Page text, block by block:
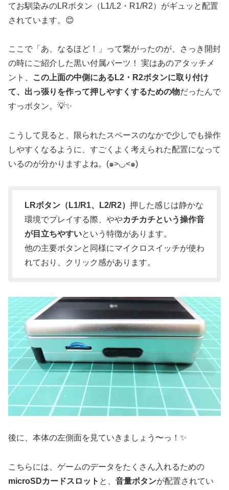
てお馴染みのLRボタン（L1/L2・R1/R2）がギュッと配置
されています。😊
ここで「あ、なるほど！」って繋がったのが、さっき開封
の時にご紹介した黒い付属パーツ！ 実はあのアタッチメ
ント、
この上面の中側にあるL2・R2ボタンに取り付け
て、出っ張りを作って押しやすくするための物だったんで
すっボタン。💡✨
こうして見ると、限られたスペースのなかで少しでも操作
しやすくなるように、すごくよく考えられた配置になって
いるのが分かりますよね。(๑>◡<๑)
LRボタン（L1/R1、L2/R2） 押した感じは静かな
環境でプレイする際、ややカチカチという操作音
が目立ちやすいという特徴があります。
他の主要ボタンと同様にマイクロスイッチが使わ
れており、クリック感があります。
後に、本体の左側面を見ていきましょう〜っ！✨
こちらには、ゲームのデータをたくさん入れるための
microSDカードスロット と、 音量ボタンが配置されてい